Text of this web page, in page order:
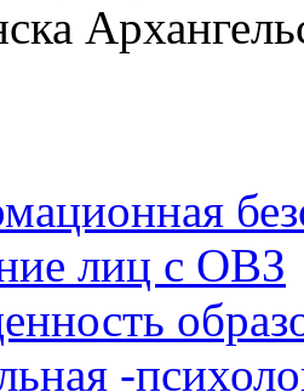
лиц с ОВЗ
-